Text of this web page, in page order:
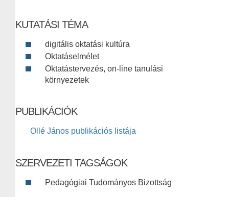
KUTATÁSI TÉMA
digitális oktatási kultúra
Oktatáselmélet
Oktatástervezés, on-line tanulási
környezetek
PUBLIKÁCIÓK
Ollé János publikációs listája
SZERVEZETI TAGSÁGOK
Pedagógiai Tudományos Bizottság